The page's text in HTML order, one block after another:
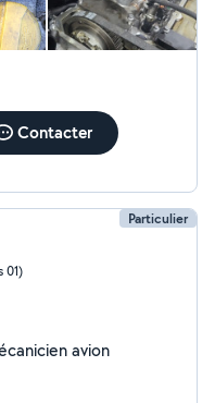
Contacter
Particulier
01)
avion